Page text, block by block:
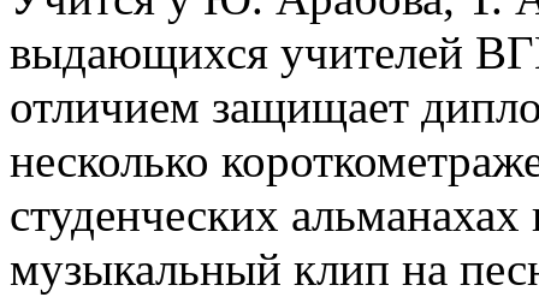
выдающихся учителей
отличием защищает
несколько
студенческих
музыкальный клип на